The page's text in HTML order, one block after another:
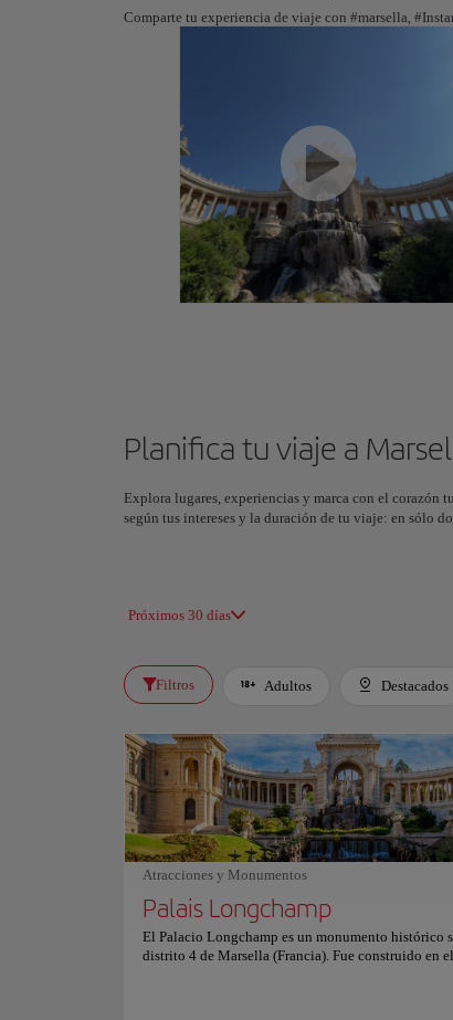
Comparte tu experiencia de viaje con #marsella,
Planifica tu viaje a
Explora lugares, experiencias y marca con el corazón
según tus intereses y la duración de tu viaje: en sólo
Próximos 30 días
Filtros Adultos Destacados
Atracciones y Monumentos
Palais Longchamp
El Palacio Longchamp es un monumento histórico
distrito 4 de Marsella (Francia). Fue construido en